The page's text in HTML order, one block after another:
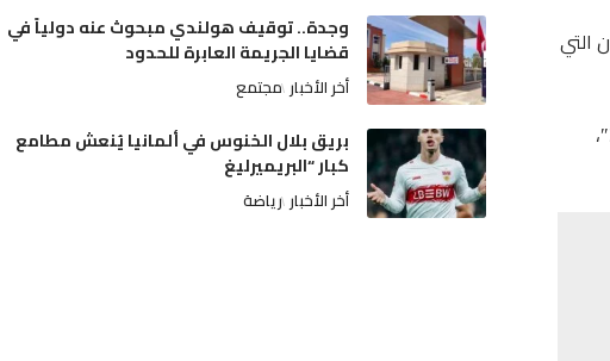
التي
وجاء ذلك حسب ما صرح به محافظ منطقة ساخالين الروسية فاليري ليمارينكو، خلال مقابلة تلفزيونية مع قناة “روسيا 24″،
وجدة.. توقيف هولندي مبحوث عنه دولياً في
قضايا الجريمة العابرة للحدود
أخر الأخبار مجتمع
بريق بلال الخنوس في ألمانيا يُنعش مطامع
كبار “البريميرليغ
أخر الأخبار رياضة